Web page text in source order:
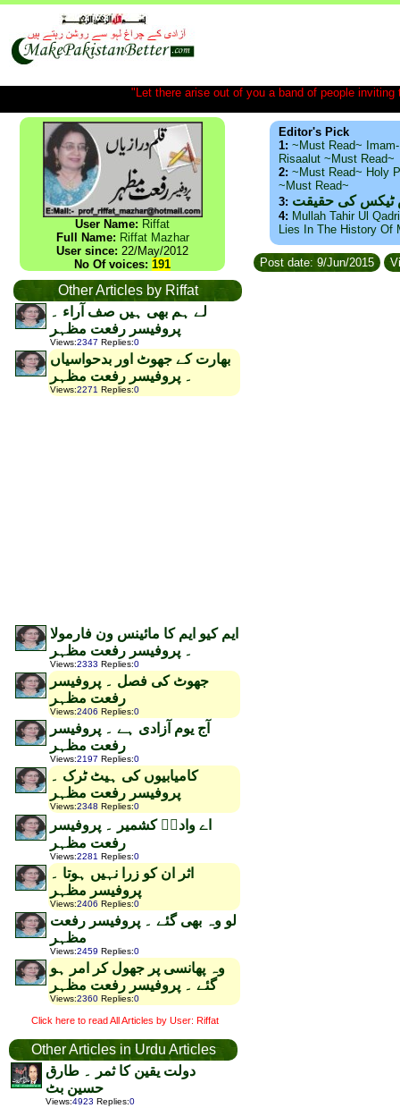
"Let there arise out of you a band of people
User Name: Riffat
Full Name: Riffat Mazhar
User since: 22/May/2012
No Of voices: 191
Other Articles by Riffat
لے ہم بھی ہیں صف آراء ۔
پروفیسر رفعت مظہر
Views:2347 Replies:0
بھارت کے جھوٹ اور بدحواسیاں
۔ پروفیسر رفعت مظہر
Views:2271 Replies:0
ایم کیو ایم کا مائینس ون فارمولا
۔ پروفیسر رفعت مظہر
Views:2333 Replies:0
جھوٹ کی فصل ۔ پروفیسر
رفعت مظہر
Views:2406 Replies:0
آج یوم آزادی ہے ۔ پروفیسر
رفعت مظہر
Views:2197 Replies:0
کامیابیوں کی ہیٹ ٹرک ۔
پروفیسر رفعت مظہر
Views:2348 Replies:0
اے وادیؑ کشمیر ۔ پروفیسر
رفعت مظہر
Views:2281 Replies:0
اثر ان کو زرا نہیں ہوتا ۔
پروفیسر مظہر
Views:2406 Replies:0
لو وہ بھی گئے ۔ پروفیسر رفعت
مظہر
Views:2459 Replies:0
وہ پھانسی پر جھول کر امر ہو
گئے ۔ پروفیسر رفعت مظہر
Views:2360 Replies:0
Click here to read All Articles by User: Riffat
Other Articles in Urdu Articles
دولت یقین کا ثمر ۔ طارق
حسین بٹ
Views:4923 Replies:0
Editor's Pick
1: ~Must Read~
Risaalut ~Must Read~
2: ~Must Read~ Holy
~Must Read~
3: ٹیکس کی حقیقت
4: Mullah Tahir Ul
Lies In The History Of
Post date: 9/Jun/2015